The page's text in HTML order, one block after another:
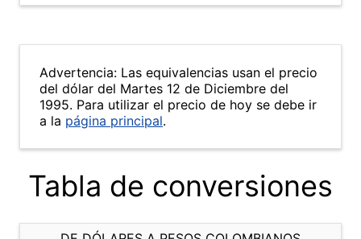
Advertencia: Las equivalencias usan el precio
del dólar del Martes 12 de Diciembre del
1995. Para utilizar el precio de hoy se debe ir
a la página principal.
Tabla de conversiones